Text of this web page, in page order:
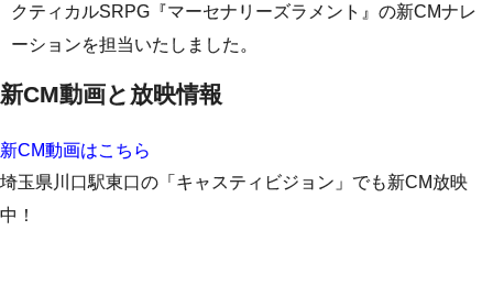
クティカルSRPG『マーセナリーズラメント』の新CMナレ
ーションを担当いたしました。
新CM動画と放映情報
新CM動画はこちら
埼玉県川口駅東口の「キャスティビジョン」でも新CM放映
中！